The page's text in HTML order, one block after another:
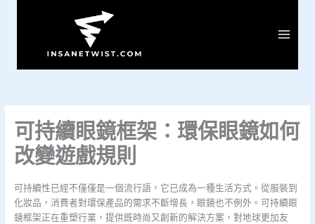
Menu
可持續眼鏡框架：環保眼鏡如何
改變遊戲規則
可持續性已經不僅僅是一個流行語，它已成為一種生活方式。從服裝到
化妝品，消費者對環保產品的需求不斷增長，眼鏡也不例外。可持續眼
鏡框架正在重塑行業，提供既時尚又創新的解決方案，對地球更加友